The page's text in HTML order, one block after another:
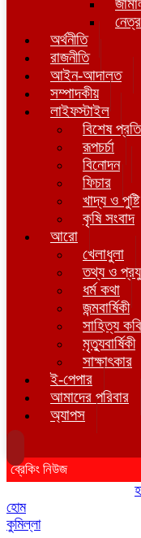
অর্থনীতি
রাজনীতি
আইন-আদালত
সম্পাদকীয়
লাইফস্টাইল
বিশেষ
রূপচর্চা
বিনোদন
ফিচার
খাদ্য ও পুষ্টি
কৃষি সংবাদ
আরো
খেলাধুলা
তথ্য ও
ধর্ম কথা
জন্মবার্ষিকী
সাহিত্য
মৃত্যুবার্ষিকী
সাক্ষাৎকার
ই-পেপার
আমাদের পরিবার
অ্যাপস
ব্রেকিং নিউজ
হামের
হোম
কুমিল্লা